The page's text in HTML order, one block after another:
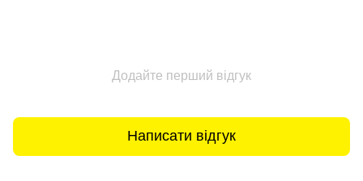
Додайте перший відгук
Написати відгук